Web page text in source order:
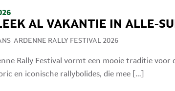
AL VAKANTIE IN ALLE-
ARDENNE RALLY FESTIVAL 2026
Rally Festival vormt een mooie traditie voor
en iconische rallybolides, die mee […]